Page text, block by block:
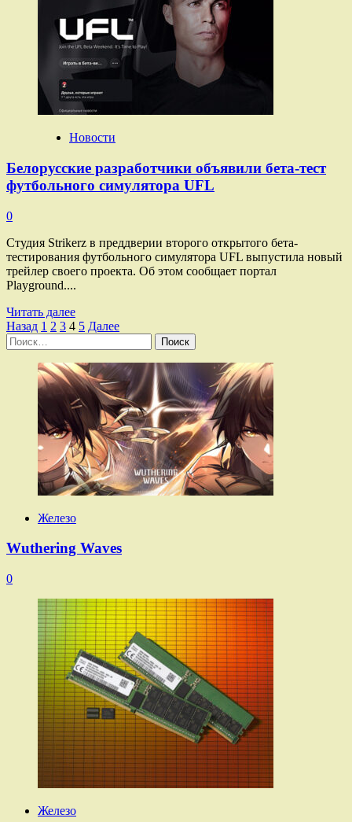
в игре
Hamster
Kombat
про
хомяка
2
августа
Новости
Белорусские разработчики объявили бета-тест
футбольного симулятора UFL
0
Студия Strikerz в преддверии второго открытого бета-
тестирования футбольного симулятора UFL выпустила новый
трейлер своего проекта. Об этом сообщает портал
Playground....
Читать далееПрочитать
больше
Белорусские
разработчики
объявили
бета-
тест
футбольного
симулятора
UFL
Пагинация
записей
Назад 1 2 3 4 5 Далее
Найти:
Железо
Wuthering Waves
0
Железо